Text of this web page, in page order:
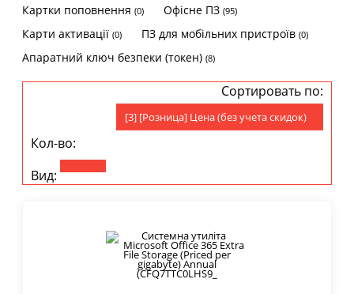
Картки поповнення (0) Офісне ПЗ (95)
Карти активації (0) ПЗ для мобільних пристроїв (0)
Апаратний ключ безпеки (токен) (8)
Сортировать по:
[3] [Розница] Цена (без учета скидок)
Кол-во:
Вид: